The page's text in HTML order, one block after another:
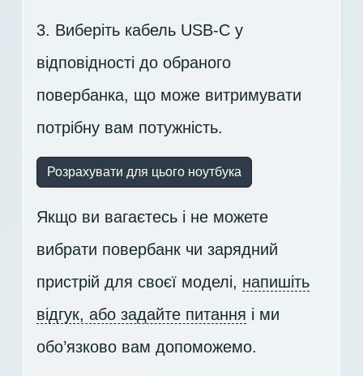
3. Виберіть кабель USB-C у
відповідності до обраного
повербанка, що може витримувати
потрібну вам потужність.
Розрахувати для цього ноутбука
Якщо ви вагаєтесь і не можете
вибрати повербанк чи зарядний
пристрій для своєї моделі, напишіть
відгук, або задайте питання і ми
обо’язково вам допоможемо.